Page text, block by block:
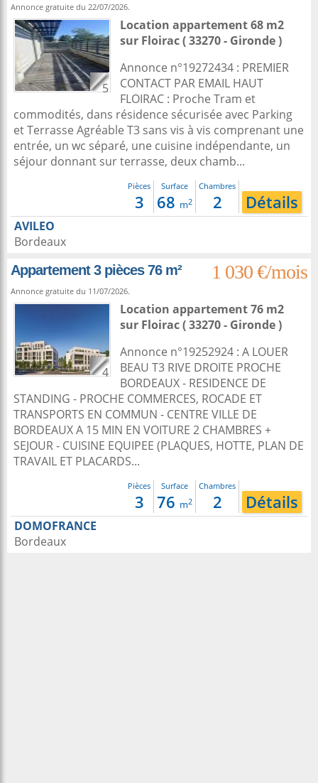
Annonce gratuite du 22/07/2026.
5
Location appartement 68 m2
sur Floirac( 33270 - Gironde )
Annonce n°19272434 : PREMIER
CONTACT PAR EMAIL HAUT
FLOIRAC : Proche Tram et
commodités, dans résidence sécurisée avec Parking
et Terrasse Agréable T3 sans vis à vis comprenant une
entrée, un wc séparé, une cuisine indépendante, un
séjour donnant sur terrasse, deux chamb...
Pièces
3
Surface
68 m2
Chambres
2 Détails
AVILEO
Bordeaux
Appartement 3 pièces 76 m²
1 030 €/mois
Annonce gratuite du 11/07/2026.
4
Location appartement 76 m2
sur Floirac( 33270 - Gironde )
Annonce n°19252924 : A LOUER
BEAU T3 RIVE DROITE PROCHE
BORDEAUX - RESIDENCE DE
STANDING - PROCHE COMMERCES, ROCADE ET
TRANSPORTS EN COMMUN - CENTRE VILLE DE
BORDEAUX A 15 MIN EN VOITURE 2 CHAMBRES +
SEJOUR - CUISINE EQUIPEE (PLAQUES, HOTTE, PLAN DE
TRAVAIL ET PLACARDS...
Pièces
3
Surface
76 m2
Chambres
2 Détails
DOMOFRANCE
Bordeaux